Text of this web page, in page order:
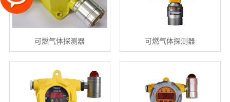
可燃气体探测器 可燃气体探测器